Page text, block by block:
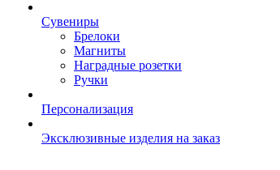
Сувениры
Брелоки
Магниты
Наградные розетки
Ручки
Персонализация
Эксклюзивные изделия на заказ